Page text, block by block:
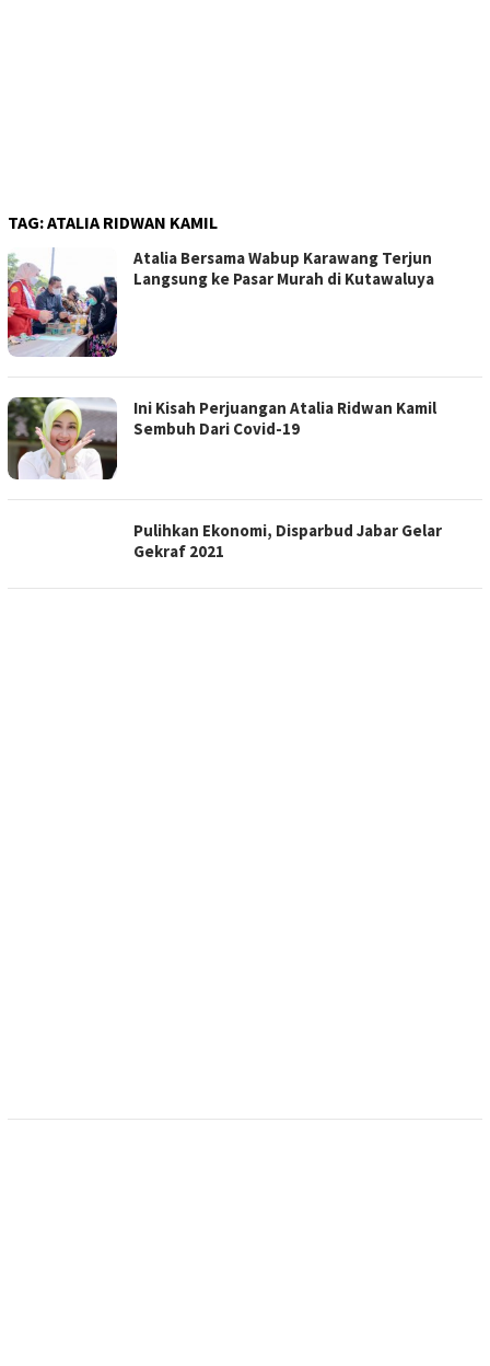
TAG:ATALIA RIDWAN KAMIL
Atalia Bersama Wabup Karawang Terjun
Langsung ke Pasar Murah di Kutawaluya
Ini Kisah Perjuangan Atalia Ridwan Kamil
Sembuh Dari Covid-19
Pulihkan Ekonomi, Disparbud Jabar Gelar
Gekraf 2021